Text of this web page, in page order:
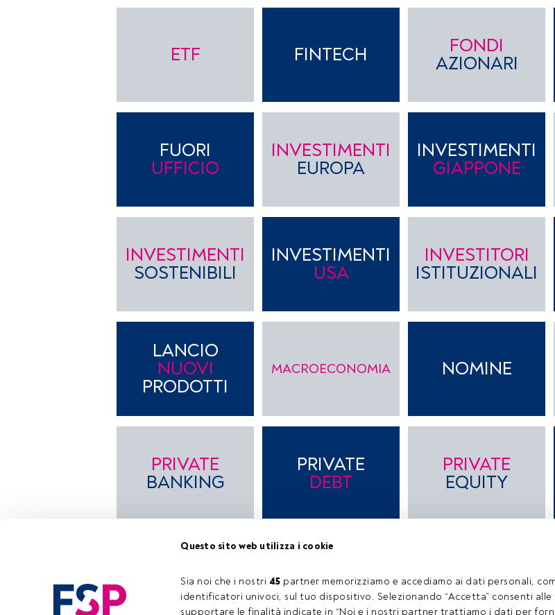
Questo sito web utilizza i cookie
Sia noi che i nostri 45 partner memorizziamo e accediamo ai dati personali,
identificatori univoci, sul tuo dispositivo. Selezionando “Accetta” consenti
supportare le finalità indicate in “Noi e i nostri partner trattiamo i dati per
ETF FINTECH
FONDI
AZIONARI
FUORI
UFFICIO
INVESTIMENTI
EUROPA
INVESTIMENTI
GIAPPONE
INVESTIMENTI
SOSTENIBILI
INVESTIMENTI
USA
INVESTITORI
ISTITUZIONALI
LANCIO
NUOVI
PRODOTTI
MACROECONOMIA NOMINE
PRIVATE
BANKING
PRIVATE
DEBT
PRIVATE
EQUITY
ASSET
FINANZIARIA
RIVISTA